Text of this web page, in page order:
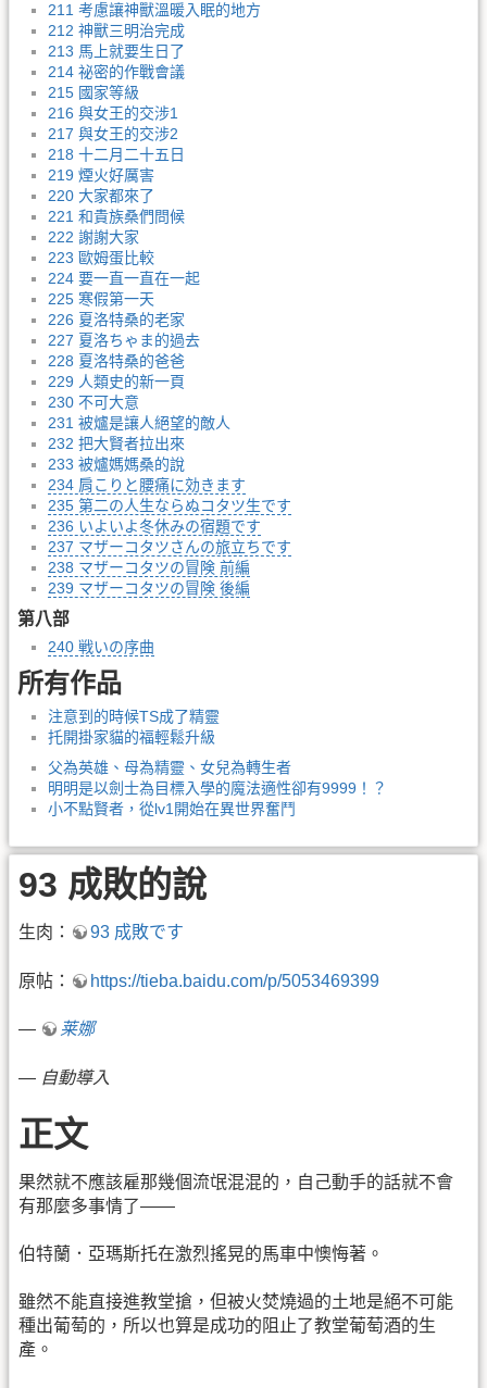
211 考慮讓神獸溫暖入眠的地方
212 神獸三明治完成
213 馬上就要生日了
214 祕密的作戰會議
215 國家等級
216 與女王的交涉1
217 與女王的交涉2
218 十二月二十五日
219 煙火好厲害
220 大家都來了
221 和貴族桑們問候
222 謝謝大家
223 歐姆蛋比較
224 要一直一直在一起
225 寒假第一天
226 夏洛特桑的老家
227 夏洛ちゃま的過去
228 夏洛特桑的爸爸
229 人類史的新一頁
230 不可大意
231 被爐是讓人絕望的敵人
232 把大賢者拉出來
233 被爐媽媽桑的說
234 肩こりと腰痛に効きます
235 第二の人生ならぬコタツ生です
236 いよいよ冬休みの宿題です
237 マザーコタツさんの旅立ちです
238 マザーコタツの冒険 前編
239 マザーコタツの冒険 後編
第八部
240 戦いの序曲
所有作品
注意到的時候TS成了精靈
托開掛家貓的福輕鬆升級
父為英雄、母為精靈、女兒為轉生者
明明是以劍士為目標入學的魔法適性卻有9999！？
小不點賢者，從lv1開始在異世界奮鬥
93 成敗的說
生肉： 93 成敗です
原帖： https://tieba.baidu.com/p/5053469399
— 莱娜
— 自動導入
正文
果然就不應該雇那幾個流氓混混的，自己動手的話就不會
有那麼多事情了——
伯特蘭．亞瑪斯托在激烈搖晃的馬車中懊悔著。
雖然不能直接進教堂搶，但被火焚燒過的土地是絕不可能
種出葡萄的，所以也算是成功的阻止了教堂葡萄酒的生
產。